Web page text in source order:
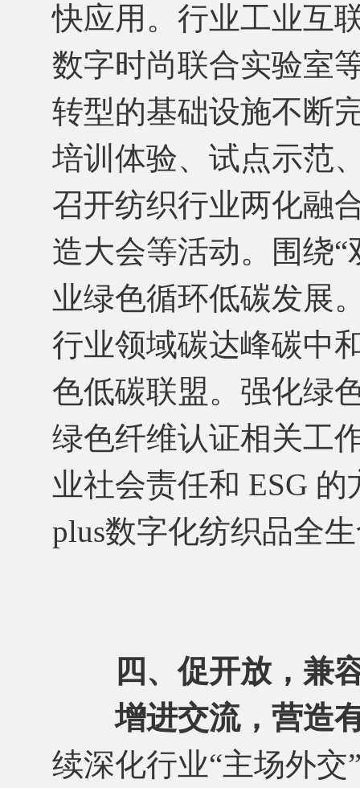
快应用。行业工业互
数字时尚联合实验室
转型的基础设施不断
培训体验、试点示范
召开纺织行业两化融
造大会等活动。围绕
业绿色循环低碳发展
行业领域碳达峰碳中
色低碳联盟。强化绿
绿色纤维认证相关工
业社会责任和 ESG
plus数字化纺织品全
四、促开放，兼
增进交流，营造
续深化行业“主场外